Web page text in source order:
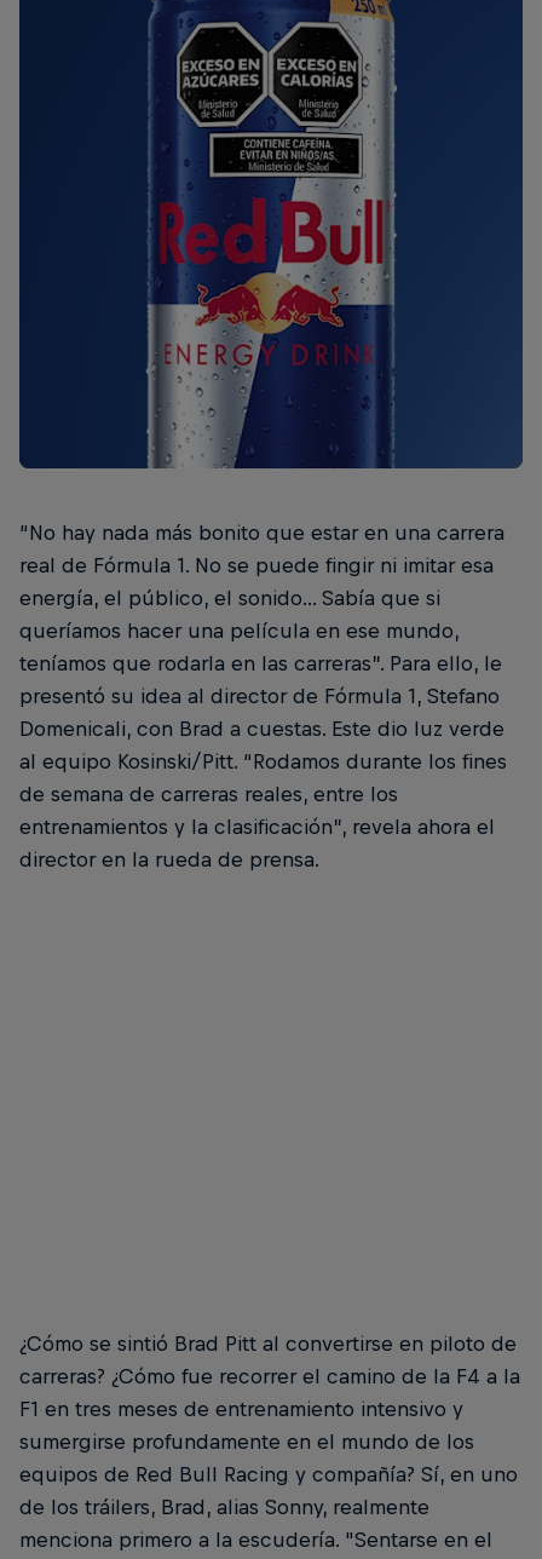
“No hay nada más bonito que estar en una carrera
real de Fórmula 1. No se puede fingir ni imitar esa
energía, el público, el sonido... Sabía que si
queríamos hacer una película en ese mundo,
teníamos que rodarla en las carreras”. Para ello, le
presentó su idea al director de Fórmula 1, Stefano
Domenicali, con Brad a cuestas. Este dio luz verde
al equipo Kosinski/Pitt. “Rodamos durante los fines
de semana de carreras reales, entre los
entrenamientos y la clasificación”, revela ahora el
director en la rueda de prensa.
¿Cómo se sintió Brad Pitt al convertirse en piloto de
carreras? ¿Cómo fue recorrer el camino de la F4 a la
F1 en tres meses de entrenamiento intensivo y
sumergirse profundamente en el mundo de los
equipos de Red Bull Racing y compañía? Sí, en uno
de los tráilers, Brad, alias Sonny, realmente
menciona primero a la escudería. "Sentarse en el